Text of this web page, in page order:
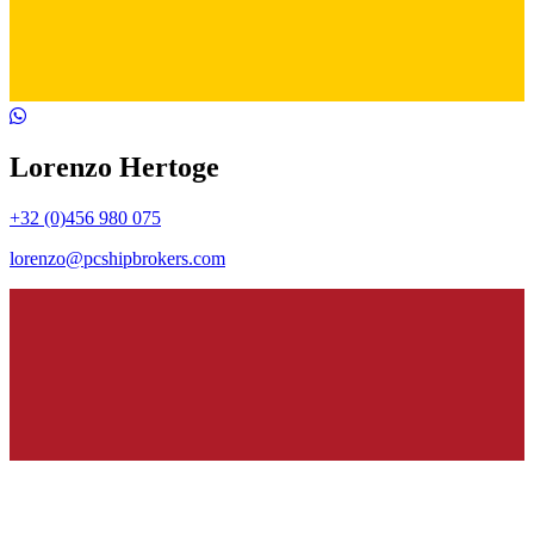
Lorenzo Hertoge
+32 (0)456 980 075
lorenzo@pcshipbrokers.com